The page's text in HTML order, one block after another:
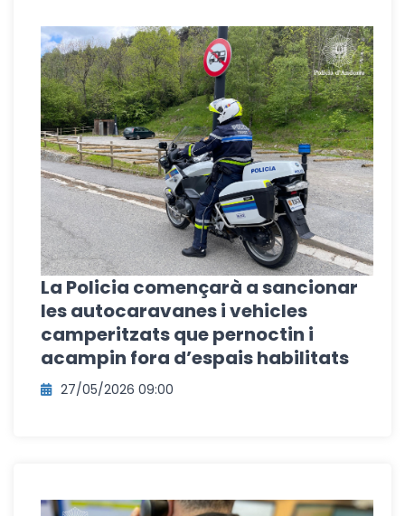
La Policia començarà a sancionar
les autocaravanes i vehicles
camperitzats que pernoctin i
acampin fora d’espais habilitats
27/05/2026 09:00